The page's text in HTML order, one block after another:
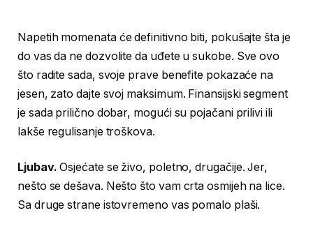
Napetih momenata će definitivno biti, pokušajte šta je
do vas da ne dozvolite da uđete u sukobe. Sve ovo
što radite sada, svoje prave benefite pokazaće na
jesen, zato dajte svoj maksimum. Finansijski segment
je sada prilično dobar, mogući su pojačani prilivi ili
lakše regulisanje troškova.
Ljubav. Osjećate se živo, poletno, drugačije. Jer,
nešto se dešava. Nešto što vam crta osmijeh na lice.
Sa druge strane istovremeno vas pomalo plaši.